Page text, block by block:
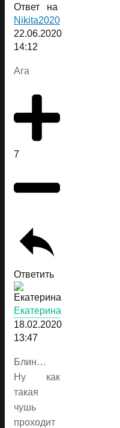
Ответ на
Nikita2020
22.06.2020
14:12
Ага
7
Ответить
Екатерина
18.02.2020
13:47
Блин…
Ну как
такая
чушь
проходит